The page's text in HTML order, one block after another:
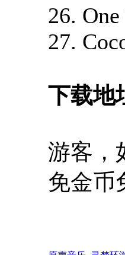
26.
27.
下载地
游客，
免金币